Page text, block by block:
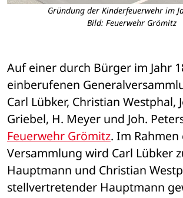
Gründung der Kinderfeuerwehr im
Bild: Feuerwehr Grömitz
Auf einer durch Bürger im Jahr
einberufenen
Carl Lübker, Christian Westphal,
Feuerwehr Grömitz. Im Rahmen
Versammlung wird Carl Lübker
Hauptmann und Christian
stellvertretender Hauptmann